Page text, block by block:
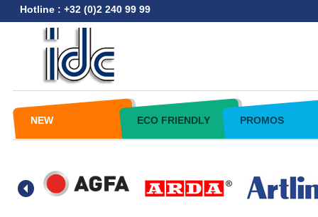
Hotline : +32 (0)2 240 99 99
NEW ECO FRIENDLY PROMOS